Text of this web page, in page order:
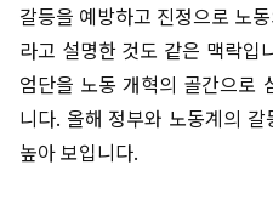
갈등을 예방하고 진정으로 노
라고 설명한 것도 같은 맥락입
엄단을 노동 개혁의 골간으로
니다. 올해 정부와 노동계의
높아 보입니다.